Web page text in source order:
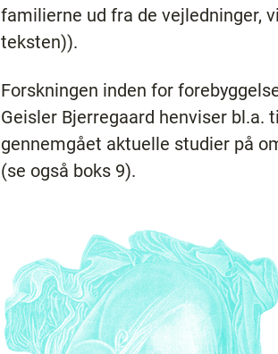
familierne ud fra de vejledninger,
teksten)).
Forskningen inden for
Geisler Bjerregaard henviser
gennemgået aktuelle studier på
(se også boks 9).